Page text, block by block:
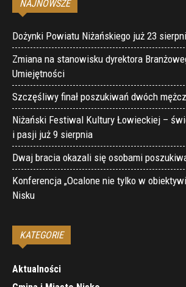
NAJNOWSZE
Dożynki Powiatu Niżańskiego już 23
Zmiana na stanowisku dyrektora
Umiejętności
Szczęśliwy finał poszukiwań dwóch
Niżański Festiwal Kultury Łowieckiej –
i pasji już 9 sierpnia
Dwaj bracia okazali się osobami
Konferencja „Ocalone nie tylko w
Nisku
KATEGORIE
Aktualności